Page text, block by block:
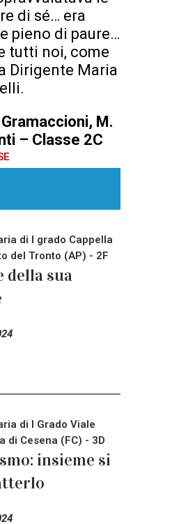
di sé… era
pieno di paure…
tutti noi, come
Dirigente Maria
M.
– Classe 2C
di I grado Cappella
del Tronto (AP) - 2F
della sua
di I Grado Viale
di Cesena (FC) - 3D
insieme si